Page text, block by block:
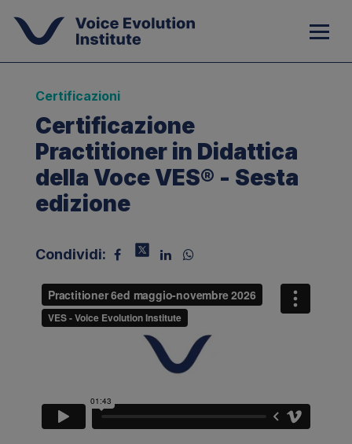
Certificazioni
Certificazione
Practitioner in Didattica
della Voce VES® - Sesta
edizione
Condividi: